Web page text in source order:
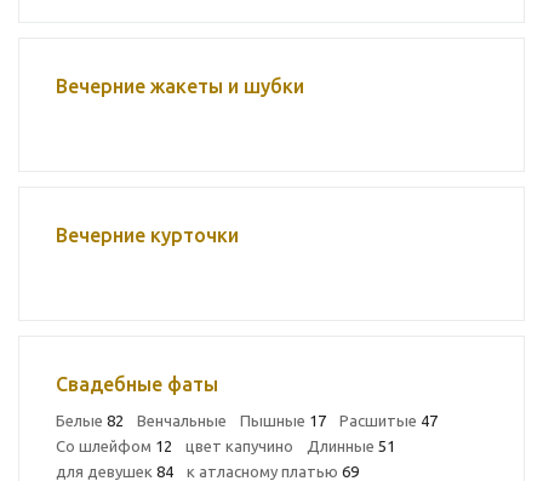
Вечерние жакеты и шубки
Вечерние курточки
Свадебные фаты
Белые 82 Венчальные Пышные 17 Расшитые 47
Со шлейфом 12 цвет капучино Длинные 51
для девушек 84 к атласному платью 69